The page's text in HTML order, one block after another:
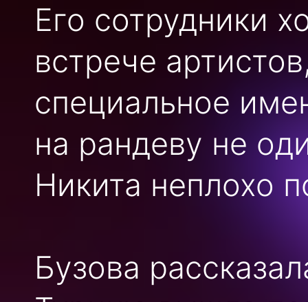
Его сотрудники
встрече
специальное
на рандеву не
Никита неплохо
Бузова